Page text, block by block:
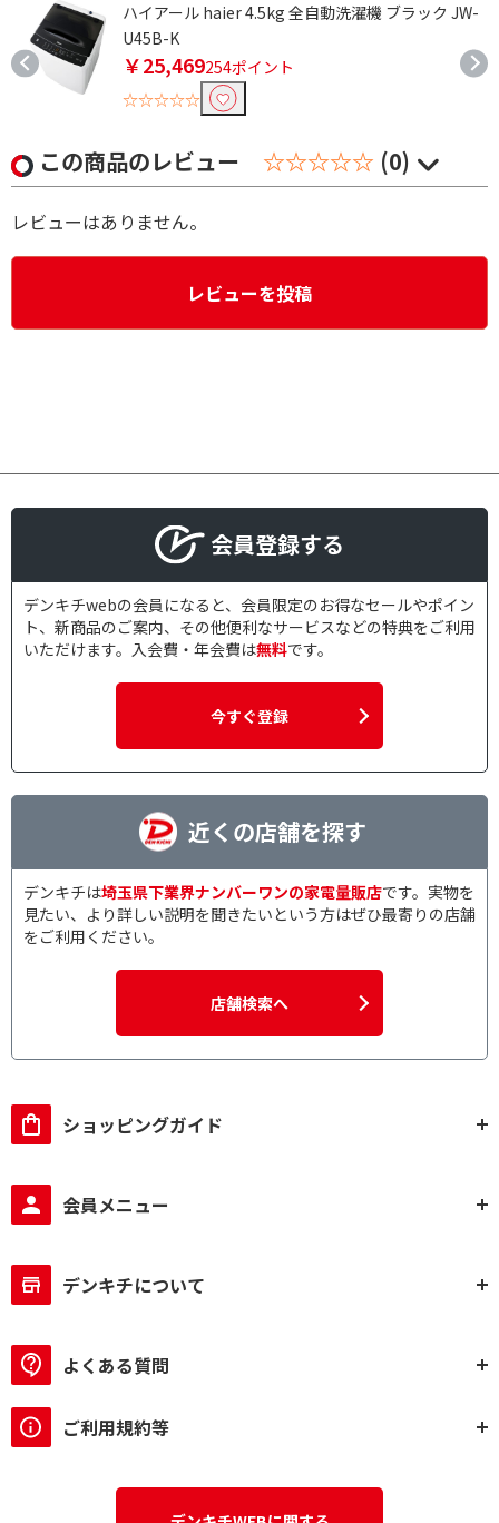
ハイアール haier 4.5kg 全自動洗濯機 ブラック JW-
U45B-K
￥25,469254ポイント
☆☆☆☆☆
この商品のレビュー ☆☆☆☆☆ (0)
レビューはありません。
レビューを投稿
会員登録する
デンキチwebの会員になると、会員限定のお得なセールやポイン
ト、新商品のご案内、その他便利なサービスなどの特典をご利用
いただけます。入会費・年会費は無料です。
今すぐ登録
近くの店舗を探す
デンキチは埼玉県下業界ナンバーワンの家電量販店です。実物を
見たい、より詳しい説明を聞きたいという方はぜひ最寄りの店舗
をご利用ください。
店舗検索へ
ショッピングガイド
会員メニュー
デンキチについて
よくある質問
ご利用規約等